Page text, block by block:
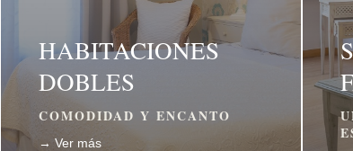
HABITACIONES
DOBLES
COMODIDAD Y ENCANTO
→ Ver más